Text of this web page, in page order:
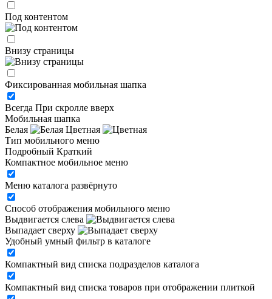
Под контентом
Внизу страницы
Фиксированная мобильная шапка
Всегда При скролле вверх
Мобильная шапка
Белая
Цветная
Тип мобильного меню
Подробный Краткий
Компактное мобильное меню
Меню каталога развёрнуто
Способ отображения мобильного меню
Выдвигается слева
Выпадает сверху
Удобный умный фильтр в каталоге
Компактный вид списка подразделов каталога
Компактный вид списка товаров при отображении плиткой